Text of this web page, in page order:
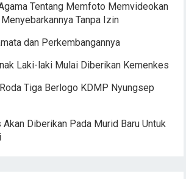
Tentang Memfoto Memvideokan
Tanpa Izin
dan Perkembangannya
Laki-laki Mulai Diberikan Kemenkes
Tiga Berlogo KDMP Nyungsep
Akan Diberikan Pada Murid Baru Untuk